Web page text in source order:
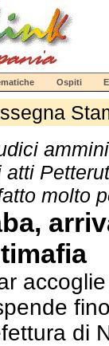
Ospiti
atti
molto
di